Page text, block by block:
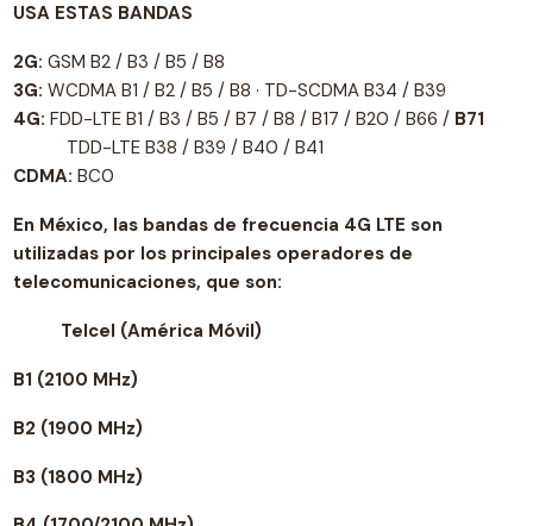
USA ESTAS BANDAS
2G: GSM B2 / B3 / B5 / B8
3G: WCDMA B1 / B2 / B5 / B8 · TD-SCDMA B34 / B39
4G: FDD-LTE B1 / B3 / B5 / B7 / B8 / B17 / B20 / B66 / B71
TDD-LTE B38 / B39 / B40 / B41
CDMA: BC0
En México, las bandas de frecuencia 4G LTE son
utilizadas por los principales operadores de
telecomunicaciones, que son:
Telcel (América Móvil)
B1 (2100 MHz)
B2 (1900 MHz)
B3 (1800 MHz)